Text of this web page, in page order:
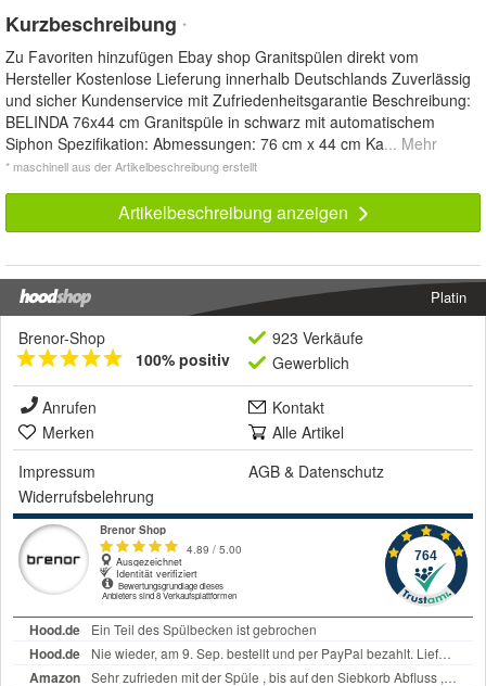
Kurzbeschreibung *
Zu Favoriten hinzufügen Ebay shop Granitspülen direkt vom
Hersteller Kostenlose Lieferung innerhalb Deutschlands Zuverlässig
und sicher Kundenservice mit Zufriedenheitsgarantie Beschreibung:
BELINDA 76x44 cm Granitspüle in schwarz mit automatischem
Siphon Spezifikation: Abmessungen: 76 cm x 44 cm Ka... Mehr
* maschinell aus der Artikelbeschreibung erstellt
Artikelbeschreibung anzeigen
Platin
Brenor-Shop
100% positiv
923 Verkäufe
Gewerblich
Anrufen
Kontakt
Merken
Alle Artikel
Impressum
AGB & Datenschutz
Widerrufsbelehrung